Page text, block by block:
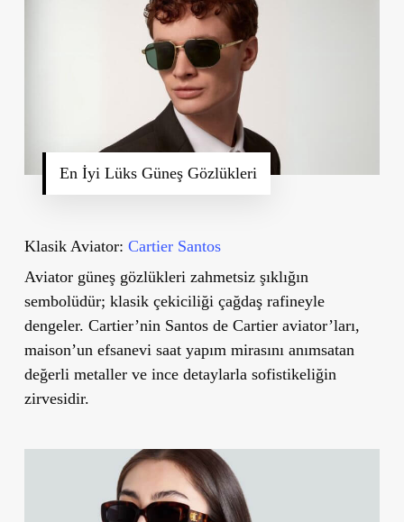
En İyi Lüks Güneş Gözlükleri
Klasik Aviator: Cartier Santos
Aviator güneş gözlükleri zahmetsiz şıklığın
sembolüdür; klasik çekiciliği çağdaş rafineyle
dengeler. Cartier’nin Santos de Cartier aviator’ları,
maison’un efsanevi saat yapım mirasını anımsatan
değerli metaller ve ince detaylarla sofistikeliğin
zirvesidir.